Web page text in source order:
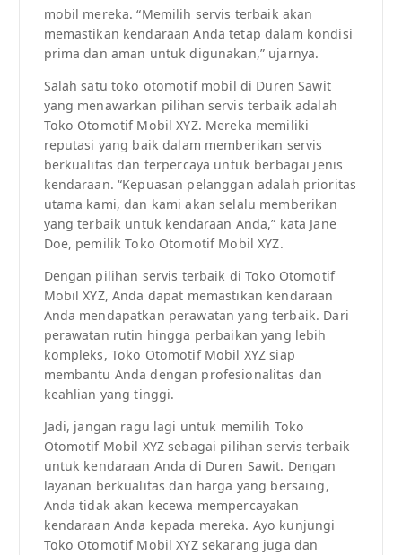
mobil mereka. “Memilih servis terbaik akan
memastikan kendaraan Anda tetap dalam kondisi
prima dan aman untuk digunakan,” ujarnya.
Salah satu toko otomotif mobil di Duren Sawit
yang menawarkan pilihan servis terbaik adalah
Toko Otomotif Mobil XYZ. Mereka memiliki
reputasi yang baik dalam memberikan servis
berkualitas dan terpercaya untuk berbagai jenis
kendaraan. “Kepuasan pelanggan adalah prioritas
utama kami, dan kami akan selalu memberikan
yang terbaik untuk kendaraan Anda,” kata Jane
Doe, pemilik Toko Otomotif Mobil XYZ.
Dengan pilihan servis terbaik di Toko Otomotif
Mobil XYZ, Anda dapat memastikan kendaraan
Anda mendapatkan perawatan yang terbaik. Dari
perawatan rutin hingga perbaikan yang lebih
kompleks, Toko Otomotif Mobil XYZ siap
membantu Anda dengan profesionalitas dan
keahlian yang tinggi.
Jadi, jangan ragu lagi untuk memilih Toko
Otomotif Mobil XYZ sebagai pilihan servis terbaik
untuk kendaraan Anda di Duren Sawit. Dengan
layanan berkualitas dan harga yang bersaing,
Anda tidak akan kecewa mempercayakan
kendaraan Anda kepada mereka. Ayo kunjungi
Toko Otomotif Mobil XYZ sekarang juga dan